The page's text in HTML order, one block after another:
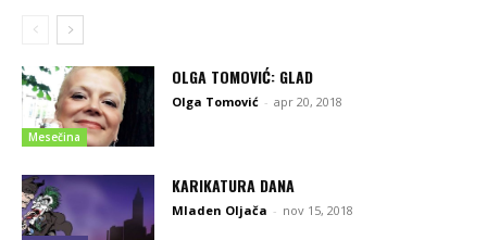
Mesečina
OLGA TOMOVIĆ: GLAD
Olga Tomović - apr 20, 2018
KARIKATURA DANA
Mladen Oljača - nov 15, 2018